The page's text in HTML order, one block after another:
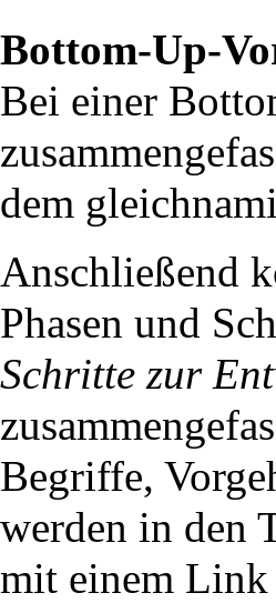
Bottom-Up-
Bei einer
dem
Anschließend
Phasen und
Schritte zur
Begriffe,
werden in den
mit einem Link